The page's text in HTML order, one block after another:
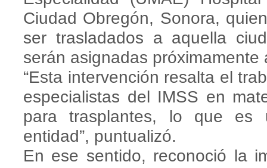
Ciudad Obregón, Sonora,
ser trasladados a aquella
serán asignadas
“Esta intervención resalta el
especialistas del IMSS en
para trasplantes, lo que es
entidad”, puntualizó.
En ese sentido, reconoció la